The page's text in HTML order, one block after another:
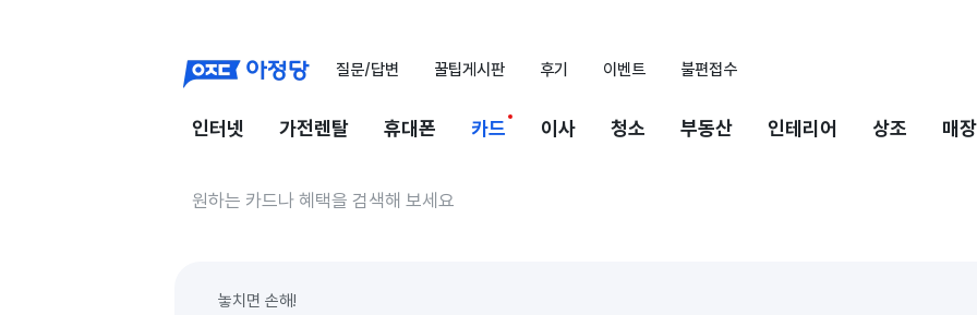
질문/답변 꿀팁게시판 후기 이벤트 불편접수
인터넷 가전렌탈 휴대폰 카드 이사 청소 부동산 인테리어 상조 매
놓치면 손해!